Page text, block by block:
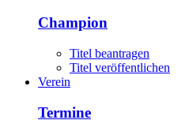
Champion
Titel beantragen
Titel veröffentlichen
Verein
Termine